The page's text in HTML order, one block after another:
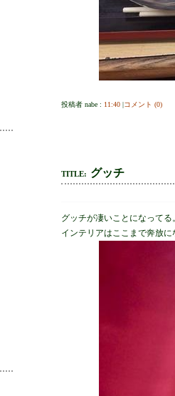
投稿者 nabe : 11:40 |コメント (0)
TITLE: グッチ
グッチが凄いことになってる
インテリアはここまで奔放